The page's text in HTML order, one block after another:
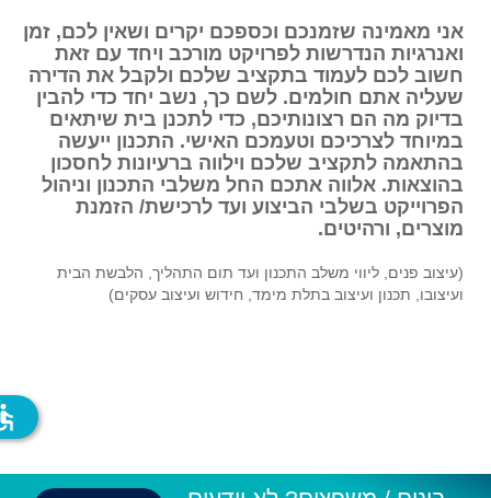
אני מאמינה שזמנכם וכספכם יקרים ושאין לכם, זמן
ואנרגיות הנדרשות לפרויקט מורכב ויחד עם זאת
חשוב לכם לעמוד בתקציב שלכם ולקבל את הדירה
שעליה אתם חולמים. לשם כך, נשב יחד כדי להבין
בדיוק מה הם רצונותיכם, כדי לתכנן בית שיתאים
במיוחד לצרכיכם וטעמכם האישי. התכנון ייעשה
בהתאמה לתקציב שלכם וילווה ברעיונות לחסכון
בהוצאות. אלווה אתכם החל משלבי התכנון וניהול
הפרוייקט בשלבי הביצוע ועד לרכישת/ הזמנת
מוצרים, ורהיטים.
(עיצוב פנים, ליווי משלב התכנון ועד תום התהליך, הלבשת הבית
ועיצובו, תכנון ועיצוב בתלת מימד, חידוש ועיצוב עסקים)